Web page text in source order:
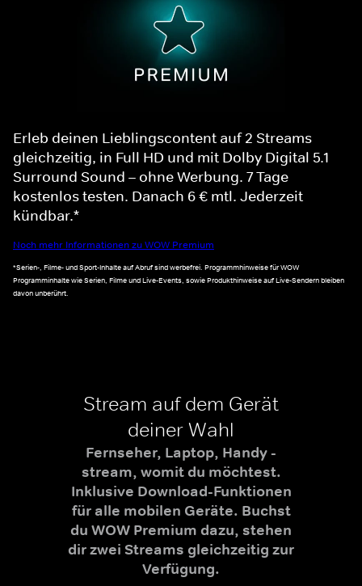
Erleb deinen Lieblingscontent auf 2 Streams
gleichzeitig, in Full HD und mit Dolby Digital 5.1
Surround Sound – ohne Werbung. 7 Tage
kostenlos testen. Danach 6 € mtl. Jederzeit
kündbar.*
Noch mehr Informationen zu WOW Premium
*Serien-, Filme- und Sport-Inhalte auf Abruf sind werbefrei. Programmhinweise für WOW
Programminhalte wie Serien, Filme und Live-Events, sowie Produkthinweise auf Live-Sendern bleiben
davon unberührt.
Stream auf dem Gerät
deiner Wahl
Fernseher, Laptop, Handy -
stream, womit du möchtest.
Inklusive Download-Funktionen
für alle mobilen Geräte. Buchst
du WOW Premium dazu, stehen
dir zwei Streams gleichzeitig zur
Verfügung.